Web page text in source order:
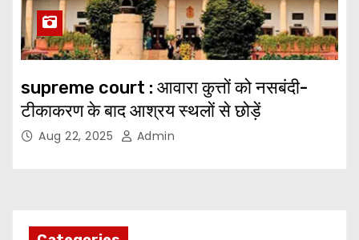
supreme court : आवारा कुत्तों को नसबंदी-
टीकाकरण के बाद आश्रय स्थलों से छोड़ें
Aug 22, 2025 Admin